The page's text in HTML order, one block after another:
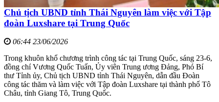
Chủ tịch UBND tỉnh Thái Nguyên làm việc với Tập
đoàn Luxshare tại Trung Quốc
06:44 23/06/2026
Trong khuôn khổ chương trình công tác tại Trung Quốc, sáng 23-6,
đồng chí Vương Quốc Tuấn, Ủy viên Trung ương Đảng, Phó Bí
thư Tỉnh ủy, Chủ tịch UBND tỉnh Thái Nguyên, dẫn đầu Đoàn
công tác thăm và làm việc với Tập đoàn Luxshare tại thành phố Tô
Châu, tỉnh Giang Tô, Trung Quốc.